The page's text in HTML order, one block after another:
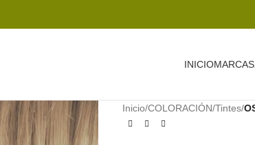
INICIOMARCAS
Inicio/COLORACIÓN/Tintes/